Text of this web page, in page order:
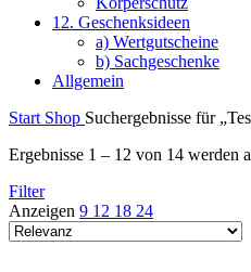
12. Geschenksideen
a) Wertgutscheine
b) Sachgeschenke
Allgemein
Start Shop Suchergebnisse für
Ergebnisse 1 – 12 von 14 werden
Filter
Anzeigen 9 12 18 24